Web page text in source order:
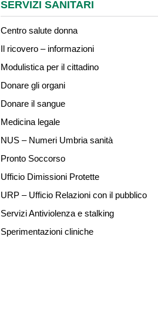
SERVIZI SANITARI
Centro salute donna
Il ricovero – informazioni
Modulistica per il cittadino
Donare gli organi
Donare il sangue
Medicina legale
NUS – Numeri Umbria sanità
Pronto Soccorso
Ufficio Dimissioni Protette
URP – Ufficio Relazioni con il pubblico
Servizi Antiviolenza e stalking
Sperimentazioni cliniche